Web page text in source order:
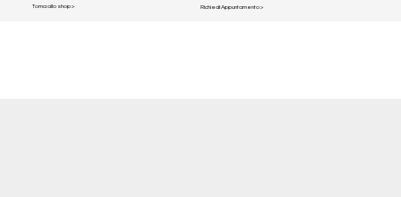
Torna allo shop > Richiedi Appuntamento >